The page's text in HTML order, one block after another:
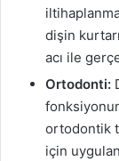
dişin
acı ile
Ortodonti:
ortodontik
için